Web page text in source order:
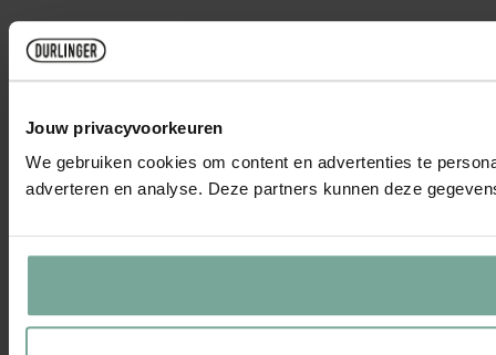
Jouw privacyvoorkeuren
We gebruiken cookies om content en advertenties te
adverteren en analyse. Deze partners kunnen deze